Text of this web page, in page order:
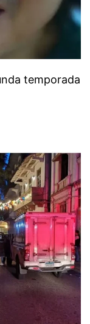
temporada